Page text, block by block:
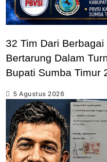
32 Tim Dari
Bertarung Dalam
Bupati Sumba Timur
5 Agustus 2026